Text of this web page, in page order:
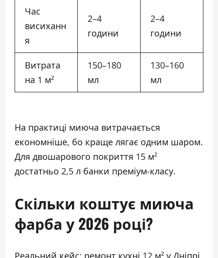
Час
висиханн
я
2–4
години
2–4
години
Витрата
на 1 м²
150–180
мл
130–160
мл
На практиці миюча витрачається
економніше, бо краще лягає одним шаром.
Для двошарового покриття 15 м²
достатньо 2,5 л банки преміум-класу.
Скільки коштує миюча
фарба у 2026 році?
Реальний кейс: ремонт кухні 12 м² у Дніпрі,